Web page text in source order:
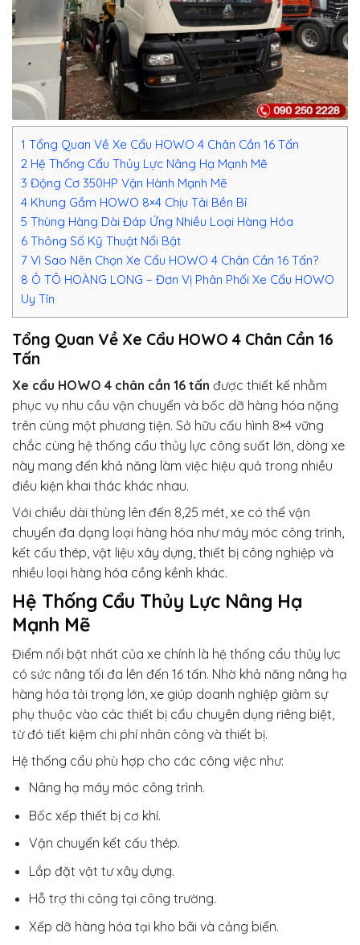
1 Tổng Quan Về Xe Cẩu HOWO 4 Chân Cần 16 Tấn
2 Hệ Thống Cẩu Thủy Lực Nâng Hạ Mạnh Mẽ
3 Động Cơ 350HP Vận Hành Mạnh Mẽ
4 Khung Gầm HOWO 8×4 Chịu Tải Bền Bỉ
5 Thùng Hàng Dài Đáp Ứng Nhiều Loại Hàng Hóa
6 Thông Số Kỹ Thuật Nổi Bật
7 Vì Sao Nên Chọn Xe Cẩu HOWO 4 Chân Cần 16 Tấn?
8 Ô TÔ HOÀNG LONG – Đơn Vị Phân Phối Xe Cẩu HOWO
Uy Tín
Tổng Quan Về Xe Cẩu HOWO 4 Chân Cần 16
Tấn
Xe cẩu HOWO 4 chân cần 16 tấn được thiết kế nhằm
phục vụ nhu cầu vận chuyển và bốc dỡ hàng hóa nặng
trên cùng một phương tiện. Sở hữu cấu hình 8×4 vững
chắc cùng hệ thống cẩu thủy lực công suất lớn, dòng xe
này mang đến khả năng làm việc hiệu quả trong nhiều
điều kiện khai thác khác nhau.
Với chiều dài thùng lên đến 8,25 mét, xe có thể vận
chuyển đa dạng loại hàng hóa như máy móc công trình,
kết cấu thép, vật liệu xây dựng, thiết bị công nghiệp và
nhiều loại hàng hóa cồng kềnh khác.
Hệ Thống Cẩu Thủy Lực Nâng Hạ
Mạnh Mẽ
Điểm nổi bật nhất của xe chính là hệ thống cẩu thủy lực
có sức nâng tối đa lên đến 16 tấn. Nhờ khả năng nâng hạ
hàng hóa tải trọng lớn, xe giúp doanh nghiệp giảm sự
phụ thuộc vào các thiết bị cẩu chuyên dụng riêng biệt,
từ đó tiết kiệm chi phí nhân công và thiết bị.
Hệ thống cẩu phù hợp cho các công việc như:
Nâng hạ máy móc công trình.
Bốc xếp thiết bị cơ khí.
Vận chuyển kết cấu thép.
Lắp đặt vật tư xây dựng.
Hỗ trợ thi công tại công trường.
Xếp dỡ hàng hóa tại kho bãi và cảng biển.